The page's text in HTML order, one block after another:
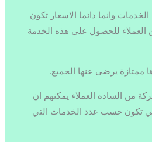
وانما دائما الاسعار تكون
العملاء للحصول على هذه الخدمة
ممتازة يرضى عنها الجميع.
من الساده العملاء يمكنهم ان
تكون حسب عدد الخدمات التي